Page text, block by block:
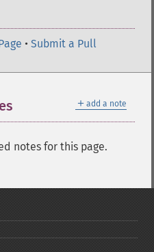
• Submit a Pull
＋ add a note
notes for this page.